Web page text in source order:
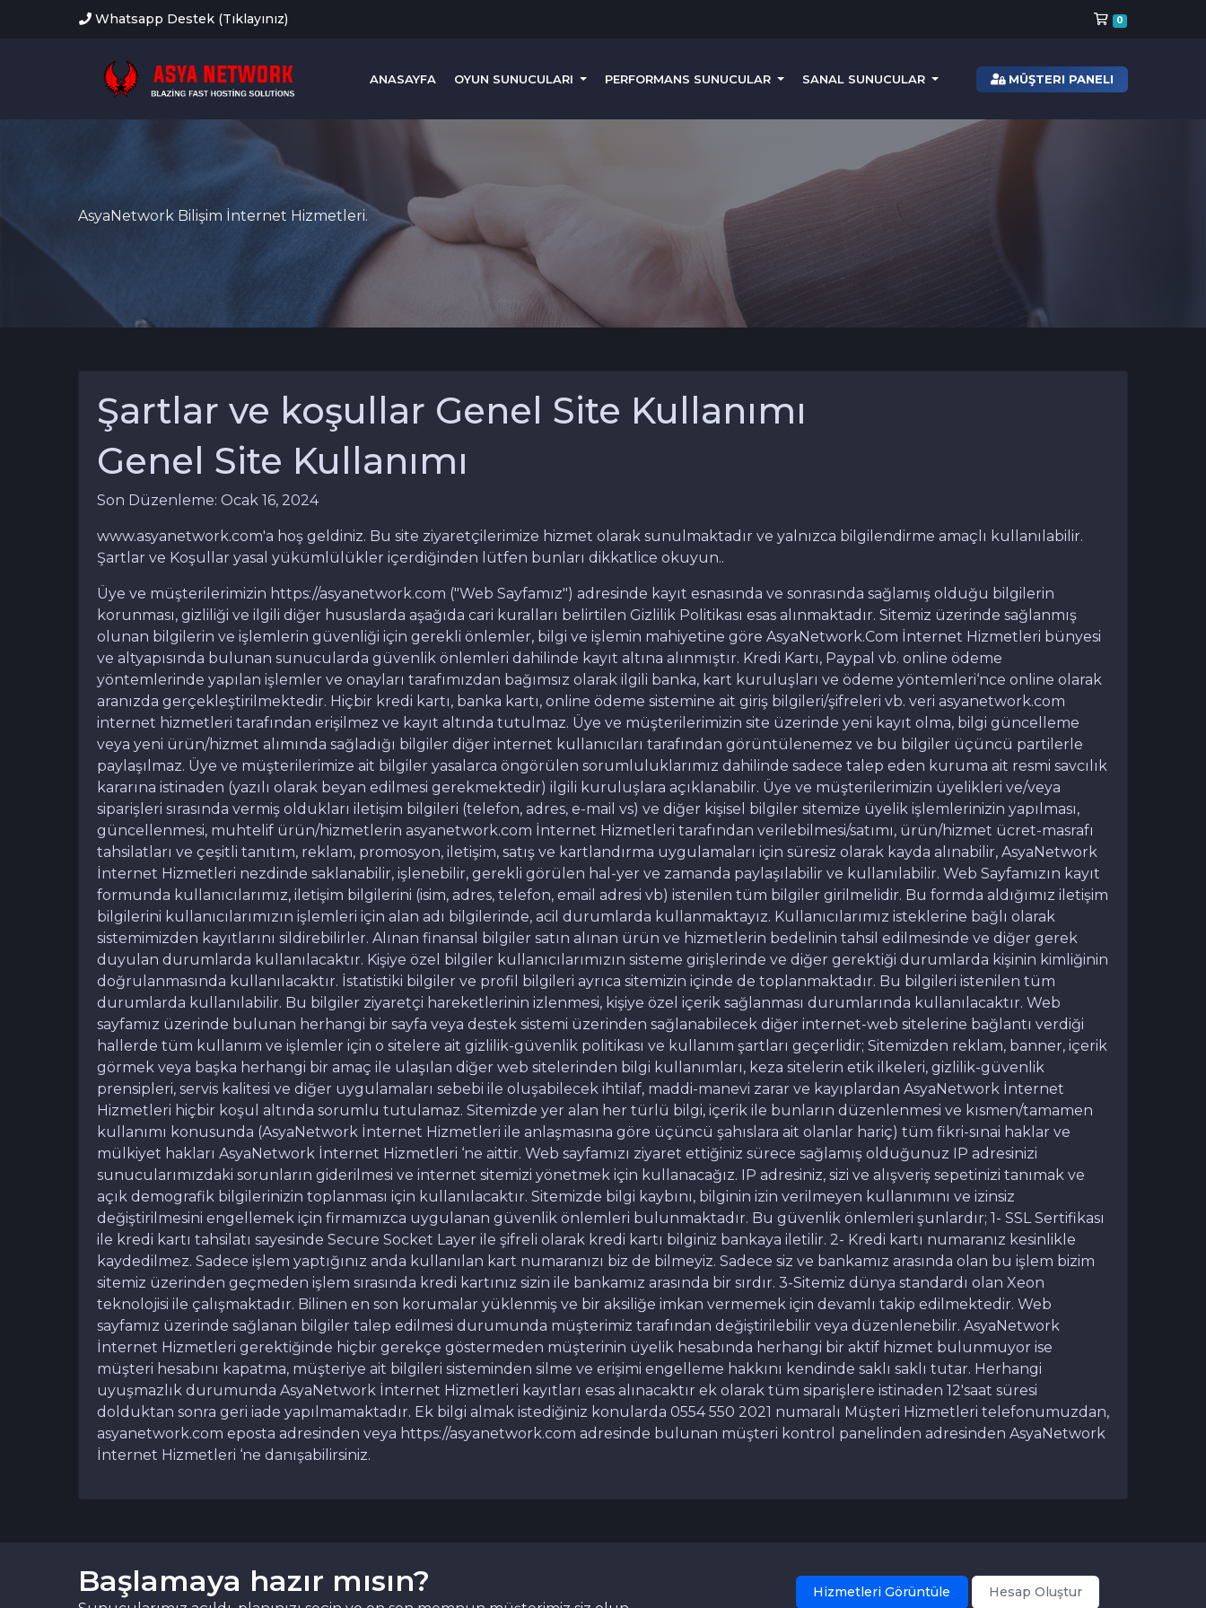
Whatsapp Destek (Tıklayınız) 0 Sepet
ANASAYFA OYUN SUNUCULARI PERFORMANS SUNUCULAR SANAL SUNUCULAR MÜŞTERI PANELI
AsyaNetwork Bilişim İnternet Hizmetleri.
Şartlar ve koşullar Genel Site Kullanımı
Genel Site Kullanımı
Son Düzenleme: Ocak 16, 2024
www.asyanetwork.com'a hoş geldiniz. Bu site ziyaretçilerimize hizmet olarak sunulmaktadır ve yalnızca bilgilendirme amaçlı kullanılabilir.
Şartlar ve Koşullar yasal yükümlülükler içerdiğinden lütfen bunları dikkatlice okuyun..
Üye ve müşterilerimizin https://asyanetwork.com ("Web Sayfamız") adresinde kayıt esnasında ve sonrasında sağlamış olduğu bilgilerin
korunması, gizliliği ve ilgili diğer hususlarda aşağıda cari kuralları belirtilen Gizlilik Politikası esas alınmaktadır. Sitemiz üzerinde sağlanmış
olunan bilgilerin ve işlemlerin güvenliği için gerekli önlemler, bilgi ve işlemin mahiyetine göre AsyaNetwork.Com İnternet Hizmetleri bünyesi
ve altyapısında bulunan sunucularda güvenlik önlemleri dahilinde kayıt altına alınmıştır. Kredi Kartı, Paypal vb. online ödeme
yöntemlerinde yapılan işlemler ve onayları tarafımızdan bağımsız olarak ilgili banka, kart kuruluşları ve ödeme yöntemleri‘nce online olarak
aranızda gerçekleştirilmektedir. Hiçbir kredi kartı, banka kartı, online ödeme sistemine ait giriş bilgileri/şifreleri vb. veri asyanetwork.com
internet hizmetleri tarafından erişilmez ve kayıt altında tutulmaz. Üye ve müşterilerimizin site üzerinde yeni kayıt olma, bilgi güncelleme
veya yeni ürün/hizmet alımında sağladığı bilgiler diğer internet kullanıcıları tarafından görüntülenemez ve bu bilgiler üçüncü partilerle
paylaşılmaz. Üye ve müşterilerimize ait bilgiler yasalarca öngörülen sorumluluklarımız dahilinde sadece talep eden kuruma ait resmi savcılık
kararına istinaden (yazılı olarak beyan edilmesi gerekmektedir) ilgili kuruluşlara açıklanabilir. Üye ve müşterilerimizin üyelikleri ve/veya
siparişleri sırasında vermiş oldukları iletişim bilgileri (telefon, adres, e-mail vs) ve diğer kişisel bilgiler sitemize üyelik işlemlerinizin yapılması,
güncellenmesi, muhtelif ürün/hizmetlerin asyanetwork.com İnternet Hizmetleri tarafından verilebilmesi/satımı, ürün/hizmet ücret-masrafı
tahsilatları ve çeşitli tanıtım, reklam, promosyon, iletişim, satış ve kartlandırma uygulamaları için süresiz olarak kayda alınabilir, AsyaNetwork
İnternet Hizmetleri nezdinde saklanabilir, işlenebilir, gerekli görülen hal-yer ve zamanda paylaşılabilir ve kullanılabilir. Web Sayfamızın kayıt
formunda kullanıcılarımız, iletişim bilgilerini (isim, adres, telefon, email adresi vb) istenilen tüm bilgiler girilmelidir. Bu formda aldığımız iletişim
bilgilerini kullanıcılarımızın işlemleri için alan adı bilgilerinde, acil durumlarda kullanmaktayız. Kullanıcılarımız isteklerine bağlı olarak
sistemimizden kayıtlarını sildirebilirler. Alınan finansal bilgiler satın alınan ürün ve hizmetlerin bedelinin tahsil edilmesinde ve diğer gerek
duyulan durumlarda kullanılacaktır. Kişiye özel bilgiler kullanıcılarımızın sisteme girişlerinde ve diğer gerektiği durumlarda kişinin kimliğinin
doğrulanmasında kullanılacaktır. İstatistiki bilgiler ve profil bilgileri ayrıca sitemizin içinde de toplanmaktadır. Bu bilgileri istenilen tüm
durumlarda kullanılabilir. Bu bilgiler ziyaretçi hareketlerinin izlenmesi, kişiye özel içerik sağlanması durumlarında kullanılacaktır. Web
sayfamız üzerinde bulunan herhangi bir sayfa veya destek sistemi üzerinden sağlanabilecek diğer internet-web sitelerine bağlantı verdiği
hallerde tüm kullanım ve işlemler için o sitelere ait gizlilik-güvenlik politikası ve kullanım şartları geçerlidir; Sitemizden reklam, banner, içerik
görmek veya başka herhangi bir amaç ile ulaşılan diğer web sitelerinden bilgi kullanımları, keza sitelerin etik ilkeleri, gizlilik-güvenlik
prensipleri, servis kalitesi ve diğer uygulamaları sebebi ile oluşabilecek ihtilaf, maddi-manevi zarar ve kayıplardan AsyaNetwork İnternet
Hizmetleri hiçbir koşul altında sorumlu tutulamaz. Sitemizde yer alan her türlü bilgi, içerik ile bunların düzenlenmesi ve kısmen/tamamen
kullanımı konusunda (AsyaNetwork İnternet Hizmetleri ile anlaşmasına göre üçüncü şahıslara ait olanlar hariç) tüm fikri-sınai haklar ve
mülkiyet hakları AsyaNetwork İnternet Hizmetleri ‘ne aittir. Web sayfamızı ziyaret ettiğiniz sürece sağlamış olduğunuz IP adresinizi
sunucularımızdaki sorunların giderilmesi ve internet sitemizi yönetmek için kullanacağız. IP adresiniz, sizi ve alışveriş sepetinizi tanımak ve
açık demografik bilgilerinizin toplanması için kullanılacaktır. Sitemizde bilgi kaybını, bilginin izin verilmeyen kullanımını ve izinsiz
değiştirilmesini engellemek için firmamızca uygulanan güvenlik önlemleri bulunmaktadır. Bu güvenlik önlemleri şunlardır; 1- SSL Sertifikası
ile kredi kartı tahsilatı sayesinde Secure Socket Layer ile şifreli olarak kredi kartı bilginiz bankaya iletilir. 2- Kredi kartı numaranız kesinlikle
kaydedilmez. Sadece işlem yaptığınız anda kullanılan kart numaranızı biz de bilmeyiz. Sadece siz ve bankamız arasında olan bu işlem bizim
sitemiz üzerinden geçmeden işlem sırasında kredi kartınız sizin ile bankamız arasında bir sırdır. 3-Sitemiz dünya standardı olan Xeon
teknolojisi ile çalışmaktadır. Bilinen en son korumalar yüklenmiş ve bir aksiliğe imkan vermemek için devamlı takip edilmektedir. Web
sayfamız üzerinde sağlanan bilgiler talep edilmesi durumunda müşterimiz tarafından değiştirilebilir veya düzenlenebilir. AsyaNetwork
İnternet Hizmetleri gerektiğinde hiçbir gerekçe göstermeden müşterinin üyelik hesabında herhangi bir aktif hizmet bulunmuyor ise
müşteri hesabını kapatma, müşteriye ait bilgileri sisteminden silme ve erişimi engelleme hakkını kendinde saklı saklı tutar. Herhangi
uyuşmazlık durumunda AsyaNetwork İnternet Hizmetleri kayıtları esas alınacaktır ek olarak tüm siparişlere istinaden 12'saat süresi
dolduktan sonra geri iade yapılmamaktadır. Ek bilgi almak istediğiniz konularda 0554 550 2021 numaralı Müşteri Hizmetleri telefonumuzdan,
asyanetwork.com eposta adresinden veya https://asyanetwork.com adresinde bulunan müşteri kontrol panelinden adresinden AsyaNetwork
İnternet Hizmetleri ‘ne danışabilirsiniz.
Başlamaya hazır mısın? Hizmetleri Görüntüle Hesap Oluştur